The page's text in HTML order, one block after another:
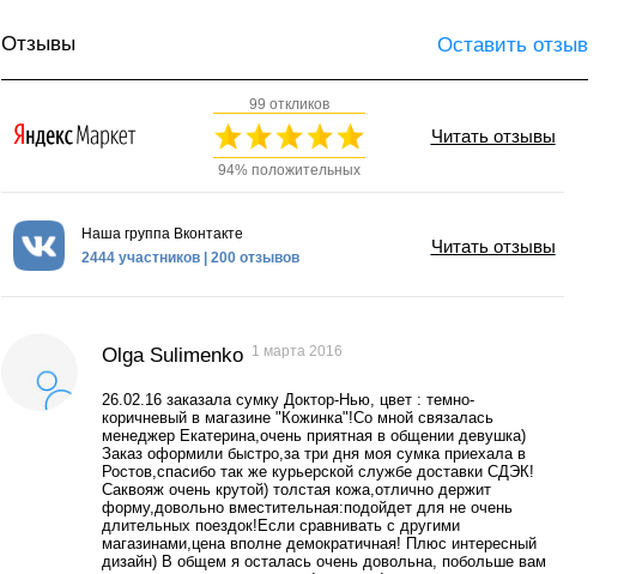
Отзывы Оставить отзыв
99 откликов
94% положительных
Читать отзывы
Наша группа Вконтакте
2444 участников | 200 отзывов
Читать отзывы
Olga Sulimenko 1 марта 2016
26.02.16 заказала сумку Доктор-Нью, цвет : темно-
коричневый в магазине "Кожинка"!Со мной связалась
менеджер Екатерина,очень приятная в общении девушка)
Заказ оформили быстро,за три дня моя сумка приехала в
Ростов,спасибо так же курьерской службе доставки СДЭК!
Саквояж очень крутой) толстая кожа,отлично держит
форму,довольно вместительная:подойдет для не очень
длительных поездок!Если сравнивать с другими
магазинами,цена вполне демократичная! Плюс интересный
дизайн) В общем я осталась очень довольна, побольше вам